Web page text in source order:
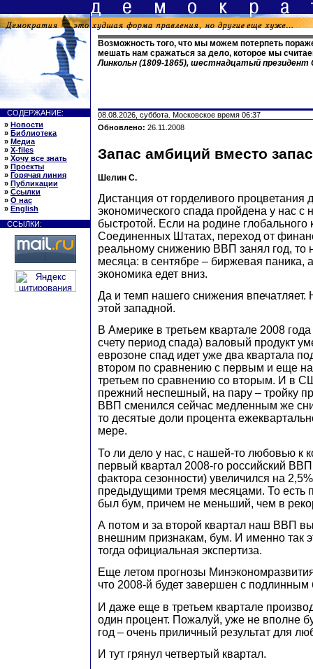
Возможность того, что мы можем потерпеть
мешать нам сражаться за дело, которое мы
Линкольн (1809-1865), шестнадцатый
СОДЕРЖАНИЕ:
» Новости
» Библиотека
» Медиа
» X-files
» Хочу все знать
» Проекты
» Горячая линия
» Публикации
» Ссылки
» О нас
» English
ССЫЛКИ:
08.08.2026, суббота. Московское время 06:37
Обновлено: 26.11.2008
Запас амбиций вместо
Шелин С.
Дистанция от горделивого процветания
экономического спада пройдена у нас с
быстротой. Если на родине глобального
Соединенных Штатах, переход от
реальному снижению ВВП занял год, то
месяца: в сентябре – биржевая паника,
экономика едет вниз.
Да и темп нашего снижения впечатляет.
этой западной.
В Америке в третьем квартале 2008
счету период спада) валовый продукт
еврозоне спад идет уже два квартала
втором по сравнению с первым и еще на
третьем по сравнению со вторым. И в
прежний неспешный, на пару – тройку
ВВП сменился сейчас медленным же
то десятые доли процента
мере.
То ли дело у нас, с нашей-то любовью к
первый квартал 2008-го российский
фактора сезонности) увеличился на
предыдущими тремя месяцами. То
был бум, причем не меньший, чем в
А потом и за второй квартал наш ВВП
внешним признакам, бум. И именно так
тогда официальная экспертиза.
Еще летом прогнозы
что 2008-й будет завершен с подлинным
И даже еще в третьем квартале
один процент. Пожалуй, уже не вполне
год – очень приличный результат для
И тут грянул четвертый квартал.